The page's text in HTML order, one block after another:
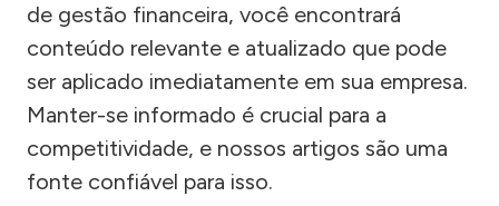
de gestão financeira, você encontrará
conteúdo relevante e atualizado que pode
ser aplicado imediatamente em sua empresa.
Manter-se informado é crucial para a
competitividade, e nossos artigos são uma
fonte confiável para isso.